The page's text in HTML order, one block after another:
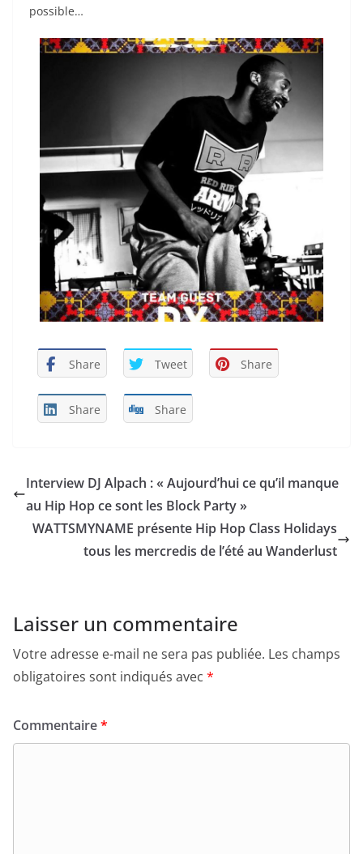
possible…
Share Tweet Share
Share Share
Interview DJ Alpach : « Aujourd’hui ce qu’il manque
au Hip Hop ce sont les Block Party »
WATTSMYNAME présente Hip Hop Class Holidays
tous les mercredis de l’été au Wanderlust
Laisser un commentaire
Votre adresse e-mail ne sera pas publiée. Les champs
obligatoires sont indiqués avec *
Commentaire*